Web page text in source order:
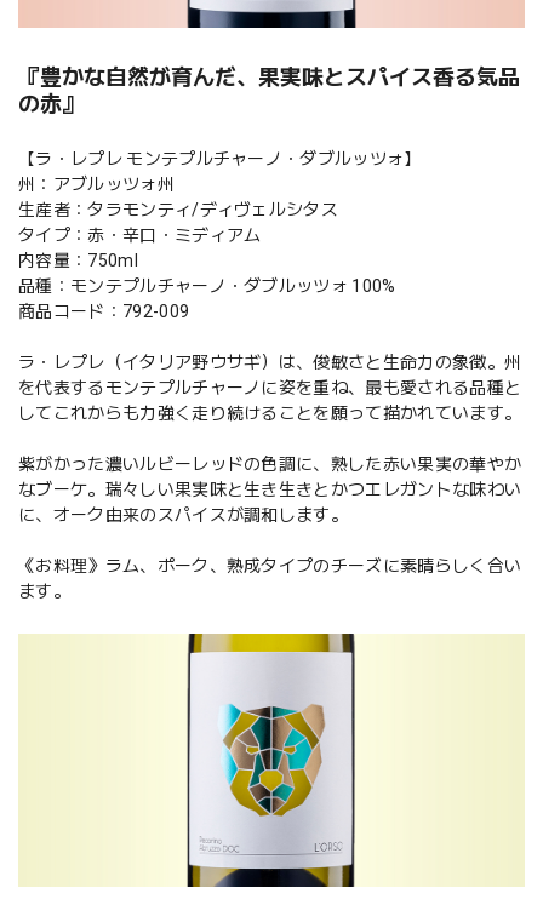
『豊かな自然が育んだ、果実味とスパイス香る気品
の赤』
【ラ・レプレ モンテプルチャーノ・ダブルッツォ】
州：アブルッツォ州
生産者：タラモンティ/ディヴェルシタス
タイプ：赤・辛口・ミディアム
内容量：750ml
品種：モンテプルチャーノ・ダブルッツォ 100%
商品コード：792-009
ラ・レプレ（イタリア野ウサギ）は、俊敏さと生命力の象徴。州
を代表するモンテプルチャーノに姿を重ね、最も愛される品種と
してこれからも力強く走り続けることを願って描かれています。
紫がかった濃いルビーレッドの色調に、熟した赤い果実の華やか
なブーケ。瑞々しい果実味と生き生きとかつエレガントな味わい
に、オーク由来のスパイスが調和します。
《お料理》ラム、ポーク、熟成タイプのチーズに素晴らしく合い
ます。